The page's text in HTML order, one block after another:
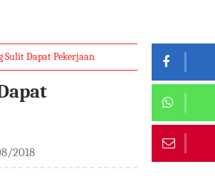
Sulit Dapat Pekerjaan
2018